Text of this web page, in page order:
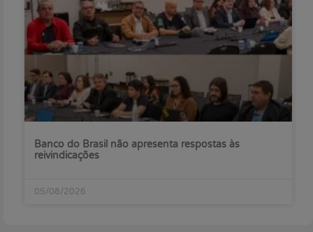
Banco do Brasil não apresenta respostas às
reivindicações
05/08/2026